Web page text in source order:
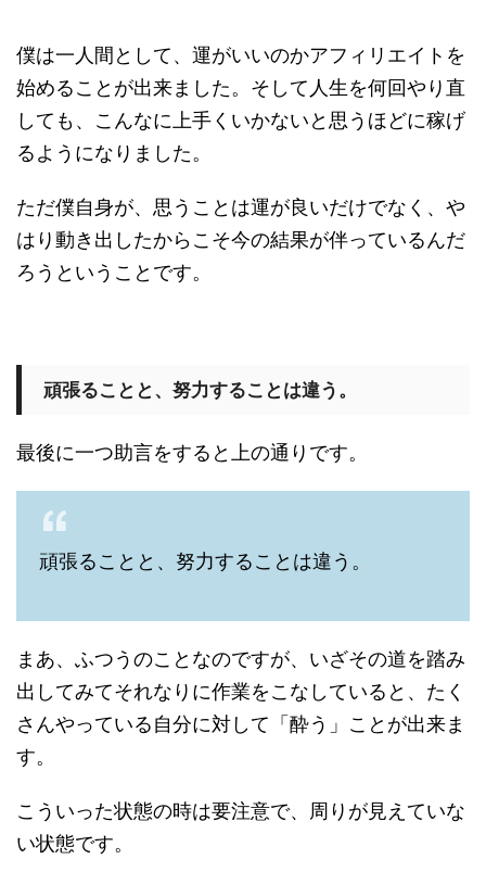
僕は一人間として、運がいいのかアフィリエイトを
始めることが出来ました。そして人生を何回やり直
しても、こんなに上手くいかないと思うほどに稼げ
るようになりました。
ただ僕自身が、思うことは運が良いだけでなく、や
はり動き出したからこそ今の結果が伴っているんだ
ろうということです。
頑張ることと、努力することは違う。
最後に一つ助言をすると上の通りです。
頑張ることと、努力することは違う。
まあ、ふつうのことなのですが、いざその道を踏み
出してみてそれなりに作業をこなしていると、たく
さんやっている自分に対して「酔う」ことが出来ま
す。
こういった状態の時は要注意で、周りが見えていな
い状態です。